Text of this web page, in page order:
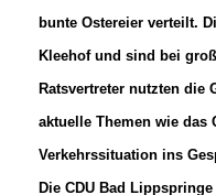
bunte Ostereier verteilt.
Kleehof und sind bei
Ratsvertreter nutzten die
aktuelle Themen wie das
Verkehrssituation ins
Die CDU Bad